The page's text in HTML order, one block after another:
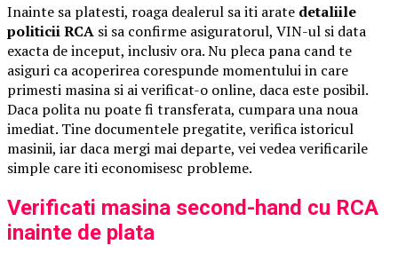
Inainte sa platesti, roaga dealerul sa iti arate detaliile
politicii RCA si sa confirme asiguratorul, VIN-ul si data
exacta de inceput, inclusiv ora. Nu pleca pana cand te
asiguri ca acoperirea corespunde momentului in care
primesti masina si ai verificat-o online, daca este posibil.
Daca polita nu poate fi transferata, cumpara una noua
imediat. Tine documentele pregatite, verifica istoricul
masinii, iar daca mergi mai departe, vei vedea verificarile
simple care iti economisesc probleme.
Verificati masina second-hand cu RCA
inainte de plata